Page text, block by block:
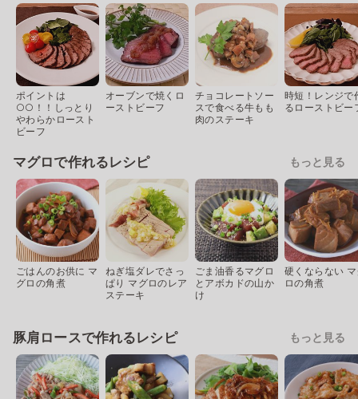
ポイントは
○○！！しっとり
やわらかロースト
ビーフ
オーブンで焼くロ
ーストビーフ
チョコレートソー
スで食べる牛もも
肉のステーキ
時短！レンジで
るローストビー
マグロで作れるレシピ もっと見る
ごはんのお供に マ
グロの角煮
ねぎ塩ダレでさっ
ぱり マグロのレア
ステーキ
ごま油香るマグロ
とアボカドの山か
け
硬くならない
ロの角煮
豚肩ロースで作れるレシピ もっと見る